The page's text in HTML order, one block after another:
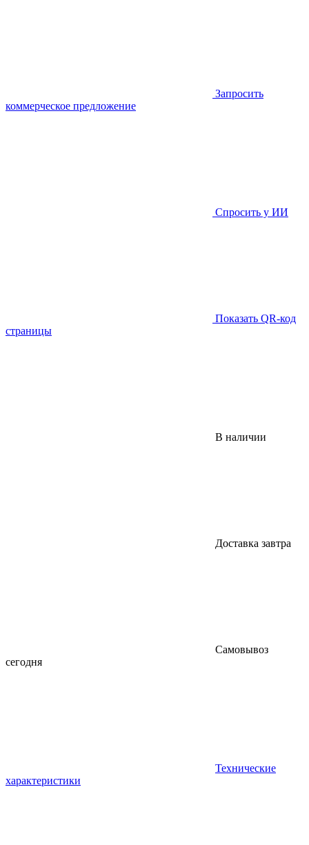
Запросить
коммерческое предложение
Спросить у ИИ
Показать QR-код
страницы
В наличии
Доставка завтра
Самовывоз
сегодня
Технические
характеристики